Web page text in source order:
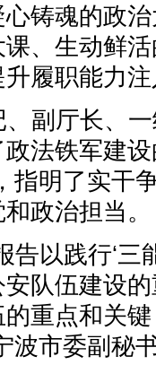
铸魂的政
、生动鲜
履职能力
副厅长、
法铁军建设
指明了实干
政治担当。
告以践行‘三
队伍建设
重点和关
波市委副秘